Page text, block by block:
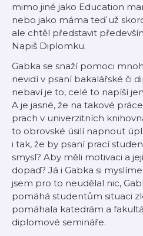
mimo jiné jako Education
nebo jako máma teď už
ale chtěl představit
Napiš Diplomku.
Gabka se snaží pomoci
nevidí v psaní bakalářské či
nebaví je to, celé to napíší
A je jasné, že na takové
prach v univerzitních
to obrovské úsilí napnout
i tak, že by psaní prací
smysl? Aby měli motivaci a
dopad? Já i Gabka si
jsem pro to neudělal nic,
pomáhá studentům situaci
pomáhala katedrám a
diplomové semináře.